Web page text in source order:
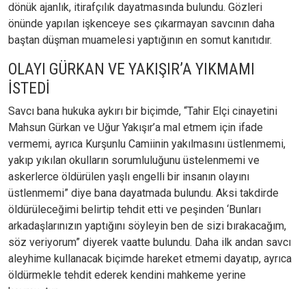
dönük ajanlık, itirafçılık dayatmasında bulundu. Gözleri
önünde yapılan işkenceye ses çıkarmayan savcının daha
baştan düşman muamelesi yaptığının en somut kanıtıdır.
OLAYI GÜRKAN VE YAKIŞIR’A YIKMAMI
İSTEDİ
Savcı bana hukuka aykırı bir biçimde, “Tahir Elçi cinayetini
Mahsun Gürkan ve Uğur Yakışır’a mal etmem için ifade
vermemi, ayrıca Kurşunlu Camiinin yakılmasını üstlenmemi,
yakıp yıkılan okulların sorumluluğunu üstelenmemi ve
askerlerce öldürülen yaşlı engelli bir insanın olayını
üstlenmemi” diye bana dayatmada bulundu. Aksi takdirde
öldürüleceğimi belirtip tehdit etti ve peşinden ‘Bunları
arkadaşlarınızın yaptığını söyleyin ben de sizi bırakacağım,
söz veriyorum” diyerek vaatte bulundu. Daha ilk andan savcı
aleyhime kullanacak biçimde hareket etmemi dayatıp, ayrıca
öldürmekle tehdit ederek kendini mahkeme yerine